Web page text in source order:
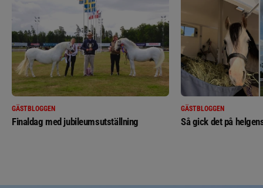
GÄSTBLOGGEN
Finaldag med jubileumsutställning
GÄSTBLOGGEN
Så gick det på